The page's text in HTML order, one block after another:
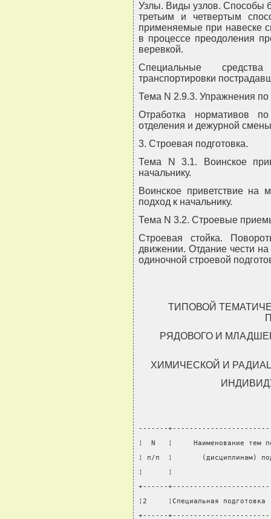
Узлы. Виды узлов. Способы
третьим и четвертым
применяемые при навеске
в процессе преодоления
веревкой.
Специальные
транспортировки
Тема N 2.9.3. Упражнения
Отработка нормативов
отделения и дежурной
3. Строевая подготовка.
Тема N 3.1. Воинское
начальнику.
Воинское приветствие
подход к начальнику.
Тема N 3.2. Строевые
Строевая стойка.
движении. Отдание чести
одиночной строевой
ТИПОВОЙ
РЯДОВОГО И
ХИМИЧЕСКОЙ И
-------
¦  N   ¦     Наименование тем
¦ п/п  ¦       (дисциплинам)
¦      ¦
+------
¦2     ¦Специальная
+------